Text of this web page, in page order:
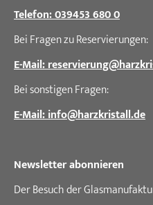
Telefon: 039453 680 0
Bei Fragen zu Reservierungen:
E-Mail: reservierung@
Bei sonstigen Fragen:
E-Mail: info@harzkristall.de
Newsletter abonnieren
Der Besuch der